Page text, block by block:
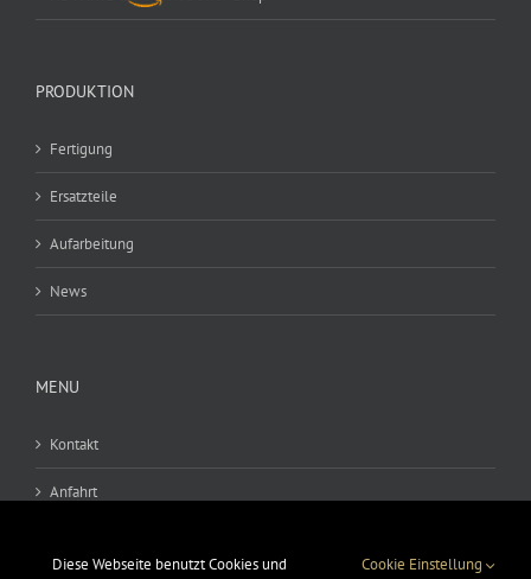
PRODUKTION
Fertigung
Ersatzteile
Aufarbeitung
News
MENU
Kontakt
Anfahrt
Diese Webseite benutzt Cookies und
Cookie Einstellung